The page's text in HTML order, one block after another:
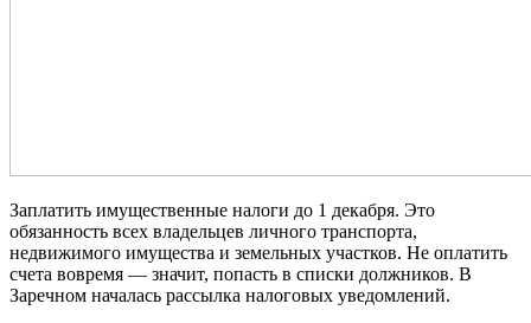
Заплатить имущественные налоги до 1 декабря. Это
обязанность всех владельцев личного транспорта,
недвижимого имущества и земельных участков. Не оплатить
счета вовремя — значит, попасть в списки должников. В
Заречном началась рассылка налоговых уведомлений.